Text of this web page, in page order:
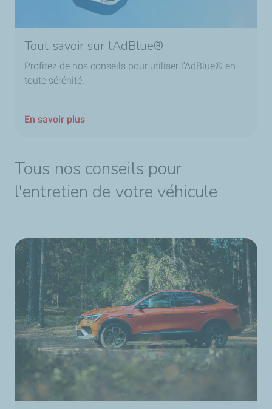
Tout savoir sur l’AdBlue®
Profitez de nos conseils pour utiliser l’AdBlue® en
toute sérénité.
En savoir plus
Tous nos conseils pour
l'entretien de votre véhicule